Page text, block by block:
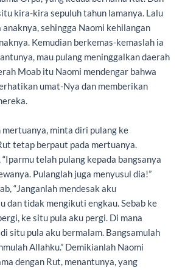
kira-kira sepuluh tahun lamanya. Lalu
sehingga Naomi kehilangan
Kemudian berkemas-kemaslah ia
mau pulang meninggalkan daerah
Moab itu Naomi mendengar bahwa
umat-Nya dan memberikan
mertuanya, minta diri pulang ke
tetap berpaut pada mertuanya.
telah pulang kepada bangsanya
Pulanglah juga menyusul dia!”
“Janganlah mendesak aku
dan tidak mengikuti engkau. Sebab ke
ke situ pula aku pergi. Di mana
situ pula aku bermalam. Bangsamulah
Allahku.” Demikianlah Naomi
dengan Rut, menantunya, yang